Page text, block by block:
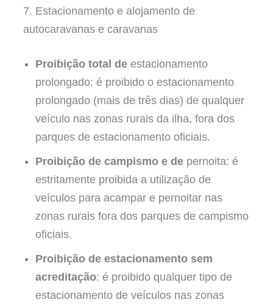
7. Estacionamento e alojamento de
autocaravanas e caravanas
Proibição total de estacionamento
prolongado: é proibido o estacionamento
prolongado (mais de três dias) de qualquer
veículo nas zonas rurais da ilha, fora dos
parques de estacionamento oficiais.
Proibição de campismo e de pernoita: é
estritamente proibida a utilização de
veículos para acampar e pernoitar nas
zonas rurais fora dos parques de campismo
oficiais.
Proibição de estacionamento sem
acreditação: é proibido qualquer tipo de
estacionamento de veículos nas zonas